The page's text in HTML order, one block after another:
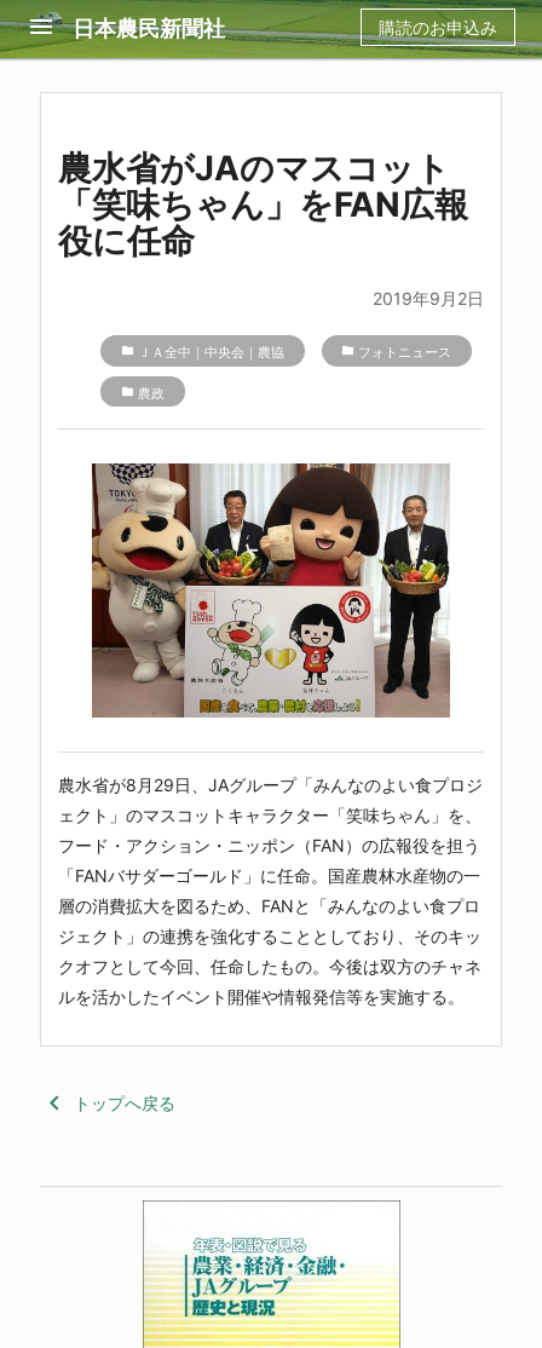
menu 日本農民新聞社 購読のお申込み
農水省がJAのマスコット
「笑味ちゃん」をFAN広報
役に任命
2019年9月2日
folder ＪＡ全中｜中央会｜農協 folder フォトニュース
folder 農政
農水省が8月29日、JAグループ「みんなのよい食プロジ
ェクト」のマスコットキャラクター「笑味ちゃん」を、
フード・アクション・ニッポン（FAN）の広報役を担う
「FANバサダーゴールド」に任命。国産農林水産物の一
層の消費拡大を図るため、FANと「みんなのよい食プロ
ジェクト」の連携を強化することとしており、そのキッ
クオフとして今回、任命したもの。今後は双方のチャネ
ルを活かしたイベント開催や情報発信等を実施する。
keyboard_arrow_left トップへ戻る